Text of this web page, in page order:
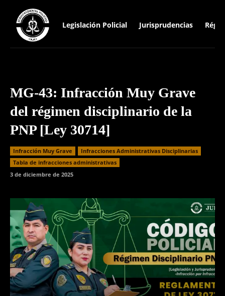
Legislación Policial Jurisprudencias
MG-43: Infracción Muy Grave
del régimen disciplinario de la
PNP [Ley 30714]
Infracción Muy Grave
Infracciones Administrativas Disciplinarias
⁠Tabla de infracciones administrativas
3 de diciembre de 2025